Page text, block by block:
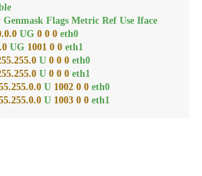
Genmask Flags Metric Ref Use Iface
.0.0 UG 0 0 0 eth0
UG 1001 0 0 eth1
.255.0 U 0 0 0 eth0
.255.0 U 0 0 0 eth1
.0.0 U 1002 0 0 eth0
.0.0 U 1003 0 0 eth1